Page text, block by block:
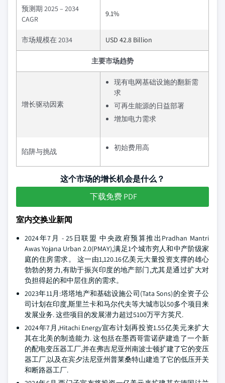
预测期 2025 – 2034
CAGR
9.1%
市场规模在 2034 USD 42.8 Billion
主要市场趋势
增长驱动因素
现有电网基础设施的翻新需
求
可再生能源的日益部署
增加电力需求
陷阱与挑战 初始费用高
这个市场的增长机会是什么？
下载免费 PDF
室内交换业新闻
2024年7月 - 25日联盟 中央政府预算推出Pradhan Mantri
Awas Yojana Urban 2.0(PMAY),满足1个城市穷人和中产阶级家
庭的住房需求。 这一由1,120.16亿美元大量投资支撑的雄心
勃勃的努力,有助于振兴印度的地产部门,尤其是通过扩大对
负担得起的和中层住房的需求。
2023年11月:塔塔地产和基础设施公司(Tata Sons)的全资子公
司计划在印度,斯里兰卡和马尔代夫等大城市以50多个项目来
发展业务. 这些项目的发展潜力超过5100万平方英尺.
2024年7月,Hitachi Energy宣布计划再投资1.55亿美元来扩大
其在北美的制造能力. 这包括在墨西哥雷诺萨建造了一个新
的配电变压器工厂,并在弗吉尼亚州南波士顿扩建了它的变压
器工厂,以及在宾夕法尼亚州普莱桑特山建造了它的低压开关
和断路器工厂.